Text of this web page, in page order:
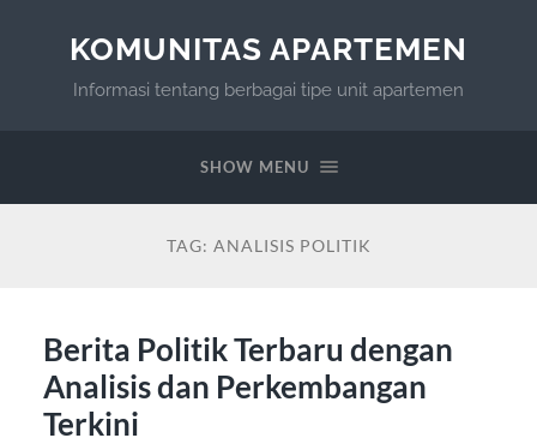
KOMUNITAS APARTEMEN
Informasi tentang berbagai tipe unit apartemen
SHOW MENU
TAG: ANALISIS POLITIK
Berita Politik Terbaru dengan
Analisis dan Perkembangan
Terkini